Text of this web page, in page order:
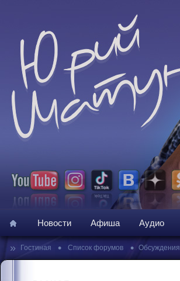
Новости Афиша Аудио
» Гостиная • Список форумов • Обсуждения